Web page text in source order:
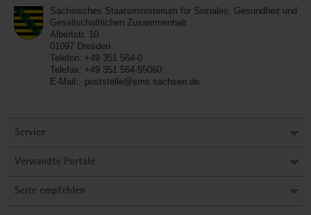
Sächsisches Staatsministerium für Soziales, Gesundheit und
Gesellschaftlichen Zusammenhalt
Albertstr. 10
01097 Dresden
Telefon: +49 351 564-0
Telefax: +49 351 564-55060
E-Mail:
poststelle@sms.sachsen.de
Service
Verwandte Portale
Seite empfehlen